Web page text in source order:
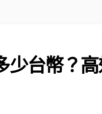
少台幣？